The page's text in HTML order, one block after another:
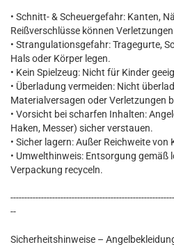
• Schnitt- & Scheuergefahr: Kanten,
Reißverschlüsse können
• Strangulationsgefahr: Tragegurte,
Hals oder Körper legen.
• Kein Spielzeug: Nicht für Kinder
• Überladung vermeiden: Nicht
Materialversagen oder Verletzungen
• Vorsicht bei scharfen Inhalten:
Haken, Messer) sicher verstauen.
• Sicher lagern: Außer Reichweite
• Umwelthinweis: Entsorgung gemäß
Verpackung recyceln.
--
Sicherheitshinweise –